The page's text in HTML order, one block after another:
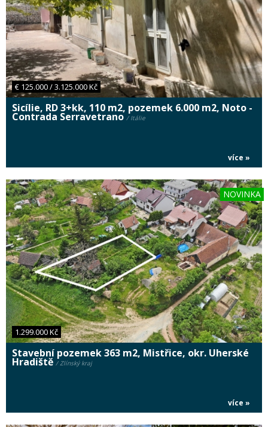
€ 125.000 / 3.125.000 Kč
Sicílie, RD 3+kk, 110 m2, pozemek 6.000 m2, Noto -
Contrada Serravetrano / Itálie
více »
1.299.000 Kč
NOVINKA
Stavební pozemek 363 m2, Mistřice, okr. Uherské
Hradiště / Zlínský kraj
více »